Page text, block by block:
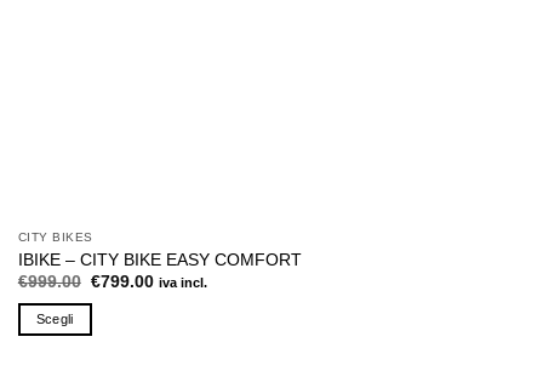
CITY BIKES
IBIKE – CITY BIKE EASY COMFORT
€999.00 Il
€799.00Iliva incl.
Scegli